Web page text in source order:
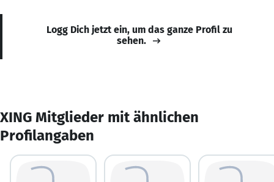
Logg Dich jetzt ein, um das ganze Profil zu
sehen.
XING Mitglieder mit ähnlichen
Profilangaben